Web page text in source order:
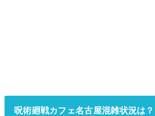
呪術廻戦カフェ名古屋混雑状況は？